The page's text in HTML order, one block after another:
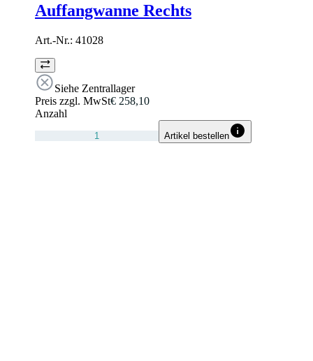
Auffangwanne Rechts
Art.-Nr.: 41028
Siehe Zentrallager
Preis zzgl. MwSt€ 258,10
Anzahl
Artikel bestellen